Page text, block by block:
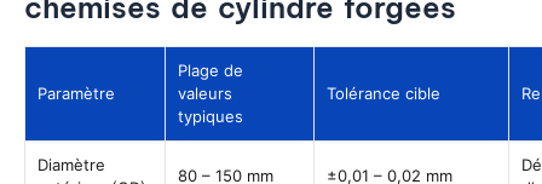
Paramètre
Plage de
valeurs
typiques
Tolérance cible
Diamètre
80 – 150 mm ±0,01 – 0,02 mm